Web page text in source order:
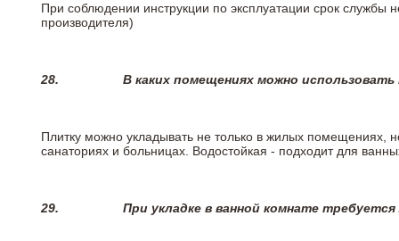
При соблюдении инструкции по эксплуатации срок
производителя)
28. В каких помещениях можно
Плитку можно укладывать не только в жилых помещениях,
санаториях и больницах. Водостойкая - подходит для
29. При укладке в ванной комнате